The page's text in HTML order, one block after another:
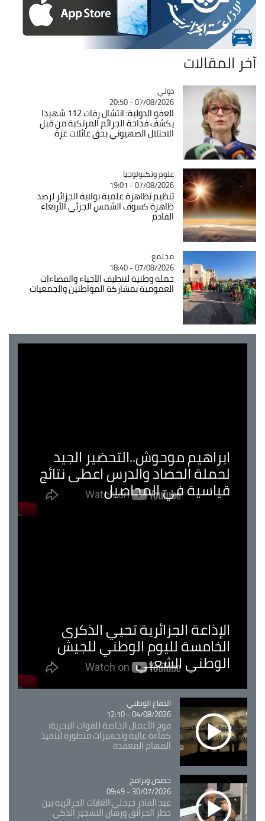
آخر المقالات
Catégorie
دولي
07/08/2026 - 20:50
العفو الدولية: انتشال رفات 112 شهيدا
يكشف فداحة الجرائم المرتكبة من قبل
الاحتلال الصهيوني بحق عائلات غزة
Catégorie
علوم وتكنولوجيا
07/08/2026 - 19:01
تنظيم تظاهرة علمية بولاية الجزائر لرصد
ظاهرة كسوف الشمس الجزئي الأربعاء
القادم
Catégorie
مجتمع
07/08/2026 - 18:40
حملة وطنية لتنظيف الأحياء والفضاءات
العمومية بمشاركة المواطنين والجمعيات
ابراهيم موحوش..التحضير الجيد
لحملة الحصاد والدرس اعطى نتائج
قياسية في المحاصيل
الإذاعة الجزائرية تحيي الذكرى
الخامسة لليوم الوطني للجيش
الوطني الشعبي
Catégorie
الدفاع الوطني
04/08/2026 - 12:10
فوج الأعمال الخاصة للقوات البحرية:
كفاءة عالية وتجهيزات متطورة لتنفيذ
المهام المعقدة
Catégorie
حصص وبرامج
30/07/2026 - 09:49
عبد القادر جيجلي:الغابات الجزائرية بين
خطر الحرائق ورهان التشجير الذكي